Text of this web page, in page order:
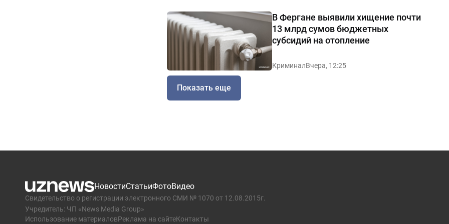
В Фергане выявили хищение почти
13 млрд сумов бюджетных
субсидий на отопление
КриминалВчера, 12:25
Показать еще
НовостиСтатьиФотоВидео
Свидетельство о регистрации электронного СМИ № 1070 от 12.08.2015г.
Учредитель: ЧП «News Media Group»
Использование материаловРеклама на сайтеКонтакты